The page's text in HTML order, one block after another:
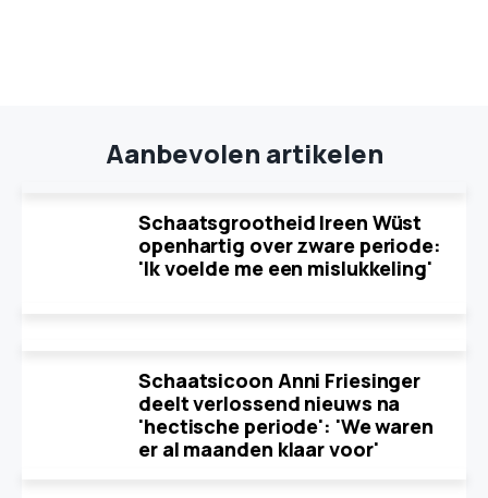
Aanbevolen artikelen
Schaatsgrootheid Ireen Wüst
openhartig over zware periode:
'Ik voelde me een mislukkeling'
Schaatsicoon Anni Friesinger
deelt verlossend nieuws na
'hectische periode': 'We waren
er al maanden klaar voor'